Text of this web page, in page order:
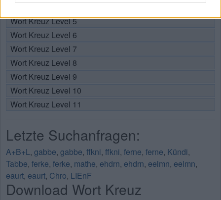
Wort Kreuz Level 5
Wort Kreuz Level 6
Wort Kreuz Level 7
Wort Kreuz Level 8
Wort Kreuz Level 9
Wort Kreuz Level 10
Wort Kreuz Level 11
Letzte Suchanfragen:
A+B+L, gabbe, gabbe, ffkni, ffkni, ferne, ferne, Kündi,
Tabbe, ferke, ferke, mathe, ehdrn, ehdrn, eelmn, eelmn,
eaurt, eaurt, Chro, LIEnF
Download Wort Kreuz